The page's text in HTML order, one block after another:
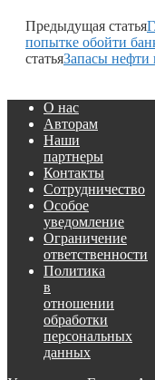
Предыдущая статья
попытке обойти
статьяЗапасы
О нас
Авторам
Наши
партнеры
Контакты
Сотрудничество
Особое
уведомление
Ограничение
ответственности
Политика
в
отношении
обработки
персональных
данных